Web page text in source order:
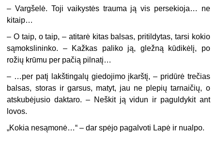
–Vargšelė. Toji vaikystės trauma ją vis persekioja… ne
kitaip…
–O taip, o taip, – atitarė kitas balsas, pritildytas, tarsi kokio
sąmokslininko. – Kažkas paliko ją, gležną kūdikėlį, po
rožių krūmu per pačią pilnatį…
– …per patį lakštingalų giedojimo įkarštį, – pridūrė trečias
balsas, storas ir garsus, matyt, jau ne plepių tarnaičių, o
atskubėjusio daktaro. – Neškit ją vidun ir paguldykit ant
lovos.
„Kokia nesąmonė…“ – dar spėjo pagalvoti Lapė ir nualpo.